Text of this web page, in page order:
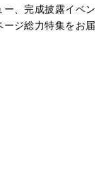
、完成披露イベン
ージ総力特集をお届